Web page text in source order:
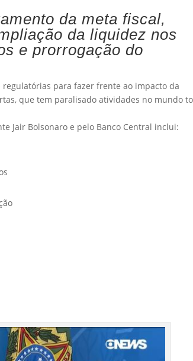
da meta fiscal,
da liquidez nos
e prorrogação do
para fazer frente ao impacto da
que tem paralisado atividades no mundo
Jair Bolsonaro e pelo Banco Central inclui: